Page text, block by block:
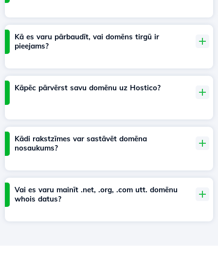
Kā es varu pārbaudīt, vai domēns tirgū ir
pieejams?
Kāpēc pārvērst savu domēnu uz Hostico?
Kādi rakstzīmes var sastāvēt domēna
nosaukums?
Vai es varu mainīt .net, .org, .com utt. domēnu
whois datus?